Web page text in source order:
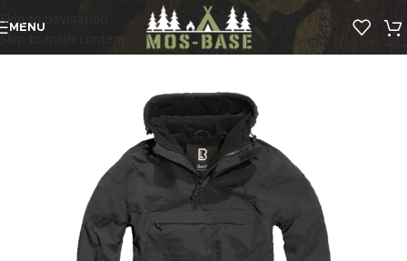
Skip to navigation
Skip to main content
MENU